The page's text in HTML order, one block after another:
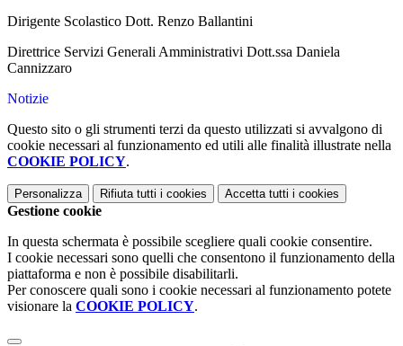
Dirigente Scolastico Dott. Renzo Ballantini
Direttrice Servizi Generali Amministrativi Dott.ssa Daniela
Cannizzaro
Notizie
Questo sito o gli strumenti terzi da questo utilizzati si avvalgono di
cookie necessari al funzionamento ed utili alle finalità illustrate nella
COOKIE POLICY.
Personalizza Rifiuta tutti i cookies Accetta tutti i cookies
Gestione cookie
In questa schermata è possibile scegliere quali cookie consentire.
I cookie necessari sono quelli che consentono il funzionamento della
piattaforma e non è possibile disabilitarli.
Per conoscere quali sono i cookie necessari al funzionamento potete
visionare la COOKIE POLICY.